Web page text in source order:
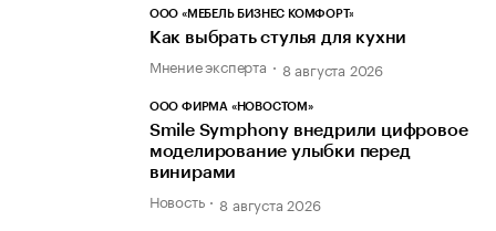
ООО «МЕБЕЛЬ БИЗНЕС КОМФОРТ»
Как выбрать стулья для кухни
Мнение эксперта 8 августа 2026
ООО ФИРМА «НОВОСТОМ»
Smile Symphony внедрили цифровое
моделирование улыбки перед
винирами
Новость 8 августа 2026